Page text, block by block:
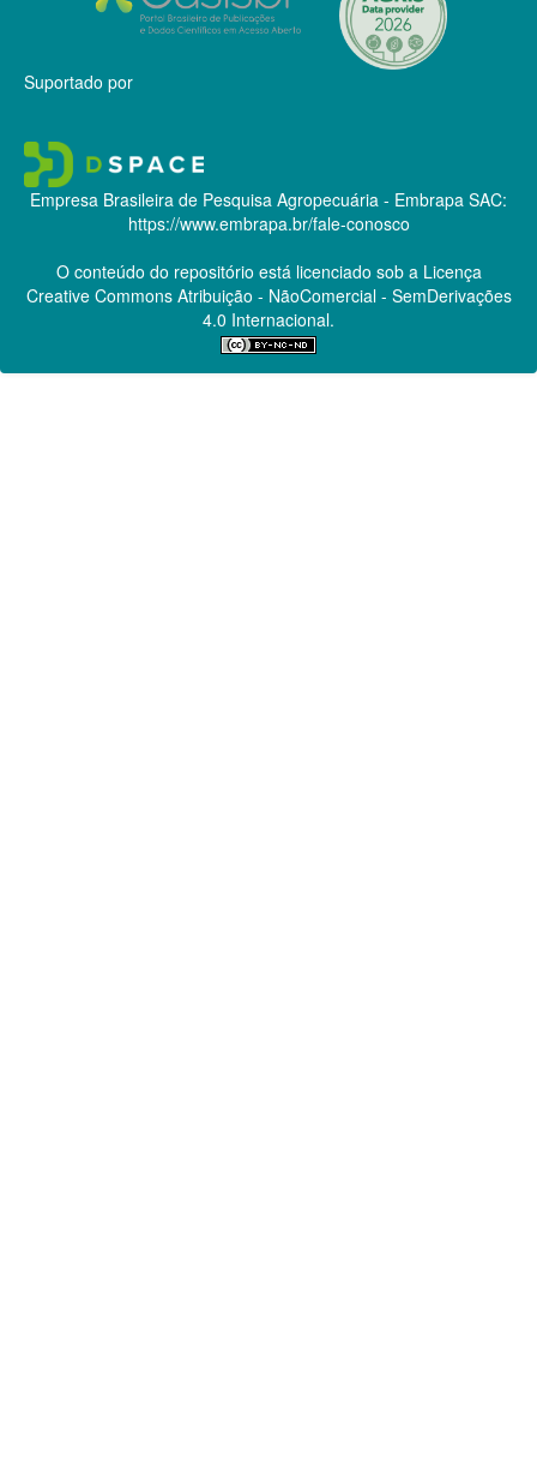
Suportado por
Empresa Brasileira de Pesquisa Agropecuária - Embrapa SAC:
https://www.embrapa.br/fale-conosco
O conteúdo do repositório está licenciado sob a Licença
Creative CommonsAtribuição - NãoComercial - SemDerivações
4.0 Internacional.